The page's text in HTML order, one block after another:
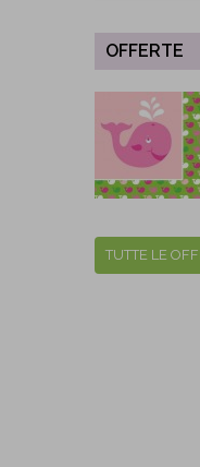
OFFERTE
TUTTE LE